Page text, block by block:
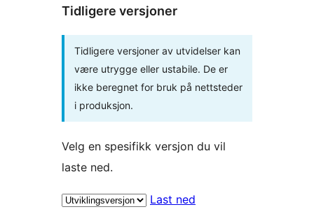
Tidligere versjoner
Tidligere versjoner av utvidelser kan
være utrygge eller ustabile. De er
ikke beregnet for bruk på nettsteder
i produksjon.
Velg en spesifikk versjon du vil
laste ned.
Last ned